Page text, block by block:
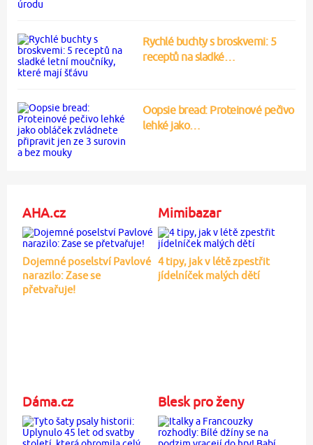
Rychlé buchty s broskvemi: 5
receptů na sladké…
Oopsie bread: Proteinové pečivo
lehké jako…
AHA.cz
Dojemné poselství Pavlové
narazilo: Zase se
přetvařuje!
Mimibazar
4 tipy, jak v létě zpestřit
jídelníček malých dětí
Dáma.cz Blesk pro ženy